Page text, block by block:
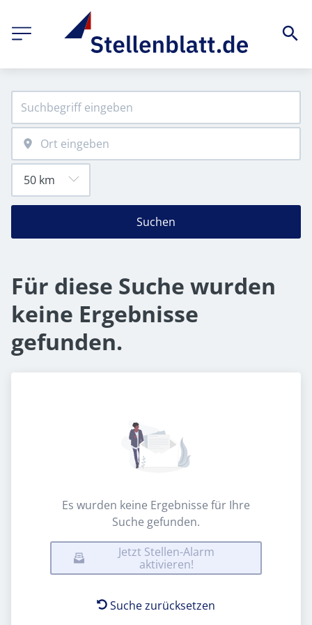
Suchen
Für diese Suche wurden
keine Ergebnisse
gefunden.
Es wurden keine Ergebnisse für Ihre
Suche gefunden.
Jetzt Stellen-Alarm
aktivieren!
Suche zurücksetzen